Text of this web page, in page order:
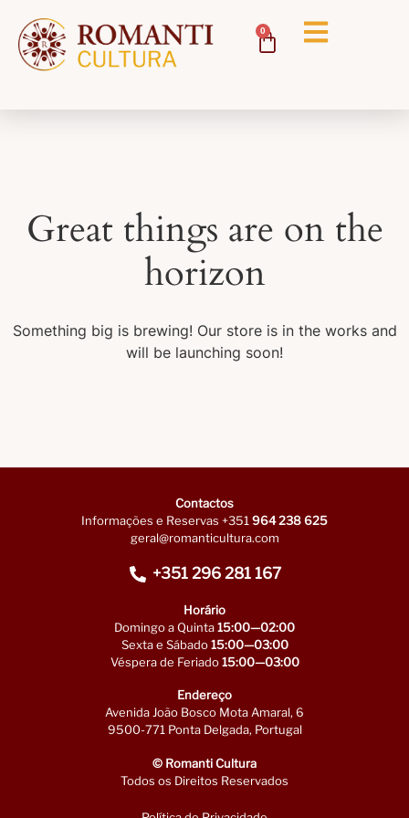
0
Great things are on the
horizon
Something big is brewing! Our store is in the works and
will be launching soon!
Contactos
Informações e Reservas +351964 238 625
geral@romanticultura.com
+351 296 281 167
Horário
Domingo a Quinta15:00—02:00
Sexta e Sábado15:00—03:00
Véspera de Feriado15:00—03:00
Endereço
Avenida João Bosco Mota Amaral, 6
9500-771 Ponta Delgada, Portugal
© Romanti Cultura
Todos os Direitos Reservados